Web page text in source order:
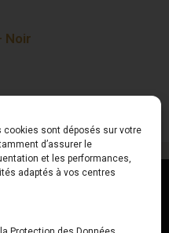
cookies sont déposés sur votre
d’assurer le
et les performances,
adaptés à vos centres
Noir